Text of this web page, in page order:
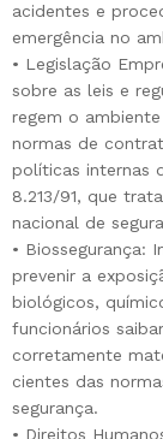
acidentes e
emergência no
• Legislação
sobre as leis e
regem o
normas de
políticas internas
8.213/91, que
nacional de
• Biossegurança:
prevenir a
biológicos,
funcionários
corretamente
cientes das
segurança.
• Direitos